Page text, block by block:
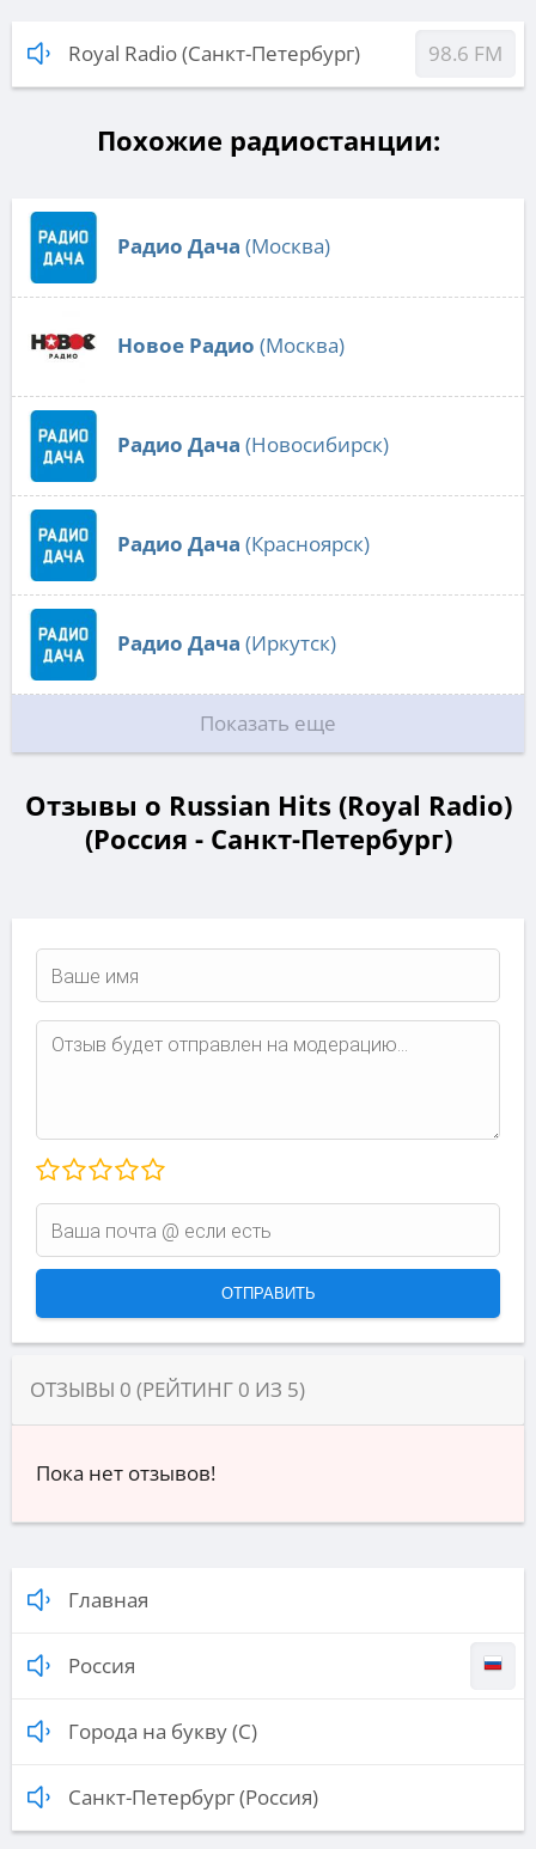
Royal Radio (Санкт-Петербург) 98.6 FM
Похожие радиостанции:
Радио Дача (Москва)
Новое Радио (Москва)
Радио Дача (Новосибирск)
Радио Дача (Красноярск)
Радио Дача (Иркутск)
Показать еще
Отзывы о Russian Hits (Royal Radio)
(Россия - Санкт-Петербург)
ОТЗЫВЫ 0 (РЕЙТИНГ 0 ИЗ 5)
Пока нет отзывов!
Главная
Россия
Города на букву (С)
Санкт-Петербург (Россия)